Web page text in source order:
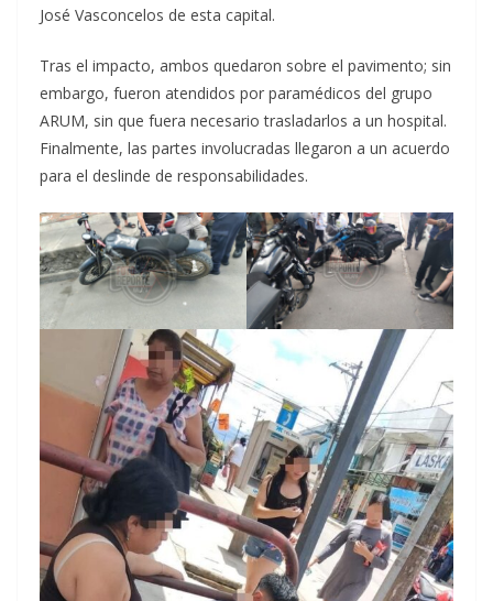
José Vasconcelos de esta capital.
Tras el impacto, ambos quedaron sobre el pavimento; sin
embargo, fueron atendidos por paramédicos del grupo
ARUM, sin que fuera necesario trasladarlos a un hospital.
Finalmente, las partes involucradas llegaron a un acuerdo
para el deslinde de responsabilidades.